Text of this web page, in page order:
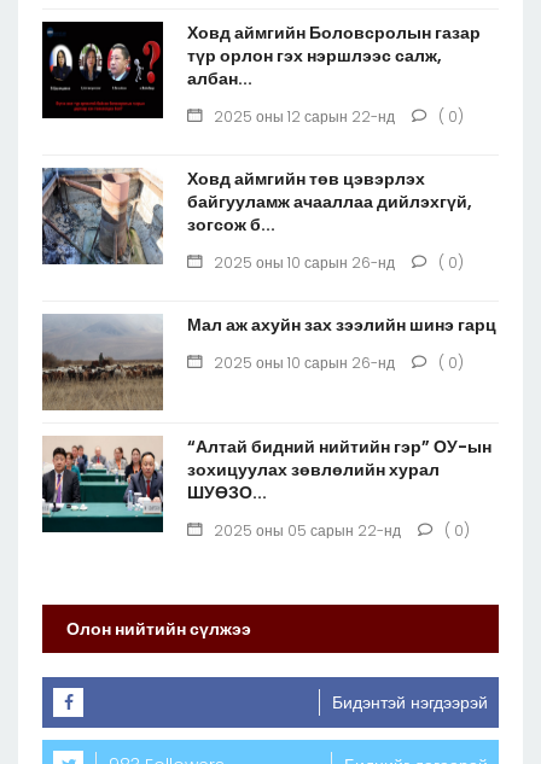
Ховд аймгийн Боловсролын газар
түр орлон гэх нэршлээс салж,
албан...
2025 оны 12 сарын 22-нд ( 0)
Ховд аймгийн төв цэвэрлэх
байгууламж ачааллаа дийлэхгүй,
зогсож б...
2025 оны 10 сарын 26-нд ( 0)
Мал аж ахуйн зах зээлийн шинэ гарц
2025 оны 10 сарын 26-нд ( 0)
“Алтай бидний нийтийн гэр” ОУ-ын
зохицуулах зөвлөлийн хурал
ШУӨЗО...
2025 оны 05 сарын 22-нд ( 0)
Олон нийтийн сүлжээ
Бидэнтэй нэгдээрэй